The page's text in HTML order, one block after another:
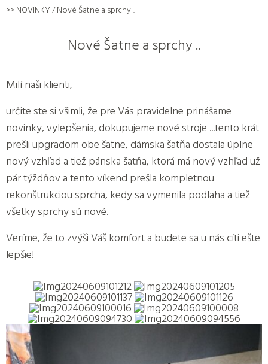
>>NOVINKY/ Nové Šatne a sprchy ..
Nové Šatne a sprchy ..
Milí naši klienti,
určite ste si všimli, že pre Vás pravidelne prinášame
novinky, vylepšenia, dokupujeme nové stroje ...tento krát
prešli upgradom obe šatne, dámska šatňa dostala úplne
nový vzhľad a tiež pánska šatňa, ktorá má nový vzhľad už
pár týždňov a tento víkend prešla kompletnou
rekonštrukciou sprcha, kedy sa vymenila podlaha a tiež
všetky sprchy sú nové.
Veríme, že to zvýši Váš komfort a budete sa u nás cíti ešte
lepšie!